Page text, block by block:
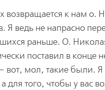
возвращается к нам о.
Я ведь не напрасно
раньше. О.
поставил в конце
вот, мол, такие были. Я
для того, чтобы у вас